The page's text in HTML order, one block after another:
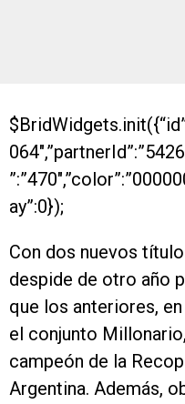
ay”:0});
Con dos nuevos
despide de otro año
que los anteriores,
el conjunto
campeón de la
Argentina. Además,